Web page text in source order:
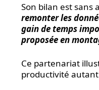
Son bilan est sans
remonter les
gain de temps
proposée en
Ce partenariat
productivité